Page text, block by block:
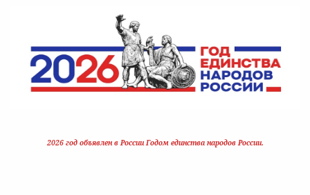
2026 год объявлен в России Годом единства народов России.